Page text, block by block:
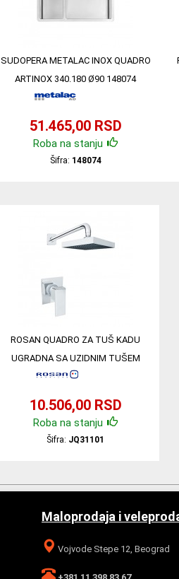
SUDOPERA METALAC INOX QUADRO
ARTINOX 340.180 Ø90 148074
51.465,00 RSD
Roba na stanju
Šifra: 148074
ROSAN QUADRO ZA TUŠ KADU
UGRADNA SA UZIDNIM TUŠEM
JQ31101
10.506,00 RSD
Roba na stanju
Šifra: JQ31101
Maloprodaja i
Vojvode Stepe 12, Beograd